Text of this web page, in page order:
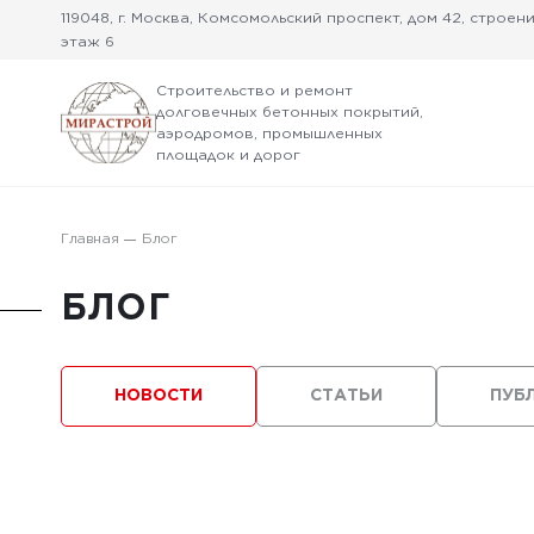
119048, г. Москва, Комсомольский проспект, дом 42,
этаж 6
Строительство и ремонт
долговечных бетонных покрытий,
аэродромов, промышленных
площадок и дорог
Главная Блог
БЛОГ
НОВОСТИ СТАТЬИ